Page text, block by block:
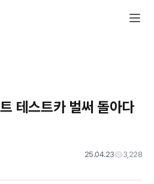
테스트카 벌써 돌아다
25.04.23 3,228